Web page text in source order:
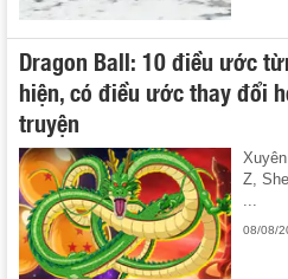
Dragon Ball: 10 điều ước
hiện, có điều ước thay đổi
truyện
Z,
...
08/08/